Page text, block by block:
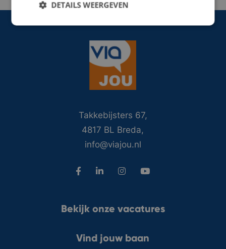
Takkebijsters 67,
4817 BL Breda,
info@viajou.nl
Bekijk onze vacatures
Vind jouw baan
DETAILS WEERGEVEN